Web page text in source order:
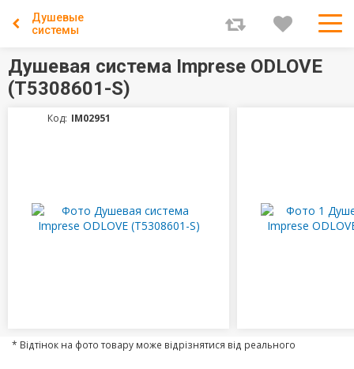
Душевые
системы
Душевая система Imprese ODLOVE
(T5308601-S)
Код: IM02951
* Відтінок на фото товару може відрізнятися від реального